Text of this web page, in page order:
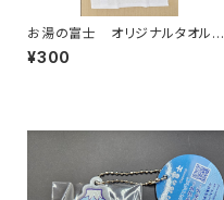
お湯の富士 オリジナルタオル２
（江戸川区浴場組合）
¥300